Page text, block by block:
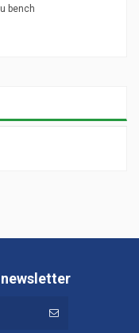
bench